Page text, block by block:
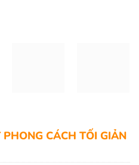
PHONG CÁCH TỐI GIẢN